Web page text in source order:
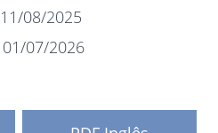
11/08/2025
01/07/2026